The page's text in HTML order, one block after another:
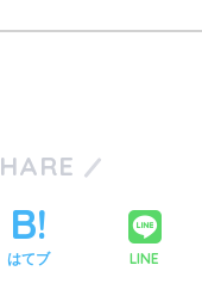
はてブ LINE